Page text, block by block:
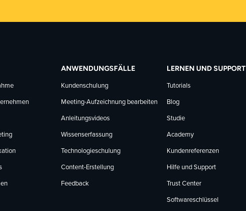
ANWENDUNGSFÄLLE
Kundenschulung
Meeting-Aufzeichnung bearbeiten
Anleitungsvideos
Wissenserfassung
Technologieschulung
Content-Erstellung
Feedback
LERNEN UND SUPPORT
Tutorials
Blog
Studie
Academy
Kundenreferenzen
Hilfe und Support
Trust Center
Softwareschlüssel